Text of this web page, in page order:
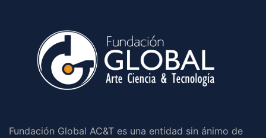
Fundación Global AC&T es una entidad sin ánimo de